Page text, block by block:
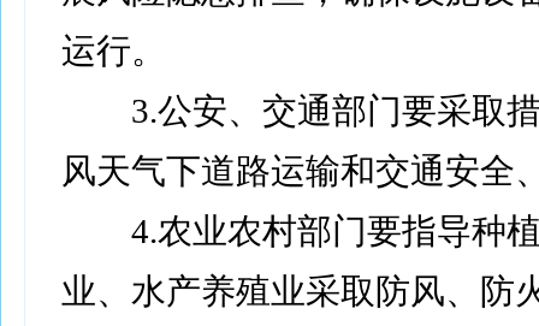
运行。
3.公安、交通部门要采取措
风天气下道路运输和交通安全
4.农业农村部门要指导种
业、水产养殖业采取防风、防